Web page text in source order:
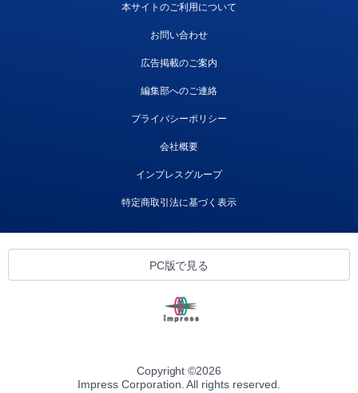
本サイトのご利用について
お問い合わせ
広告掲載のご案内
編集部へのご連絡
プライバシーポリシー
会社概要
インプレスグループ
特定商取引法に基づく表示
PC版で見る
Copyright ©2026
Impress Corporation. All rights reserved.